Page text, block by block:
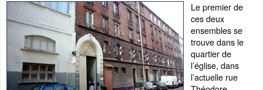
Le premier de
ces deux
ensembles se
trouve dans le
quartier de
l’église, dans
l’actuelle rue